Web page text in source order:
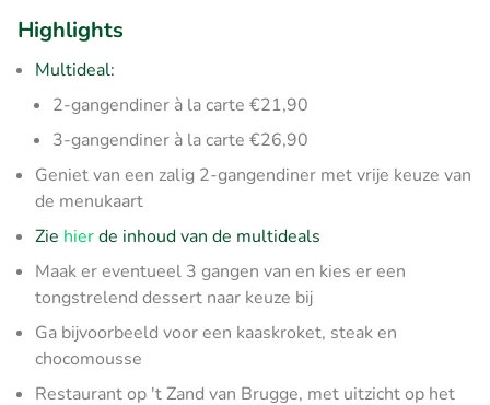
Highlights
Multideal:
2-gangendiner à la carte €21,90
3-gangendiner à la carte €26,90
Geniet van een zalig 2-gangendiner met vrije keuze van
de menukaart
Zie hierde inhoud van de multideals
Maak er eventueel 3 gangen van en kies er een
tongstrelend dessert naar keuze bij
Ga bijvoorbeeld voor een kaaskroket, steak en
chocomousse
Restaurant op 't Zand van Brugge, met uitzicht op het